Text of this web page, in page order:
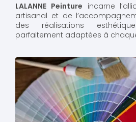
LALANNE Peinture incarne
artisanal et de
des réalisations
parfaitement adaptées à